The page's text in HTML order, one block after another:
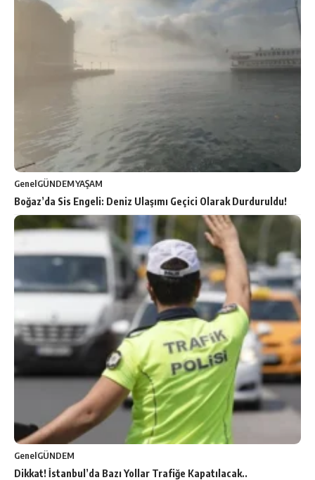
GenelGÜNDEMYAŞAM
Boğaz’da Sis Engeli: Deniz Ulaşımı Geçici Olarak Durduruldu!
GenelGÜNDEM
Dikkat! İstanbul’da Bazı Yollar Trafiğe Kapatılacak..